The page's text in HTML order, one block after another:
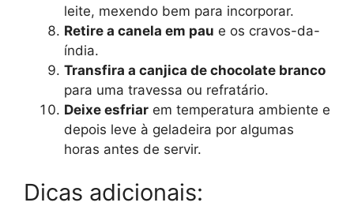
leite, mexendo bem para incorporar.
Retire a canela em pau e os cravos-da-
índia.
Transfira a canjica de chocolate branco
para uma travessa ou refratário.
Deixe esfriar em temperatura ambiente e
depois leve à geladeira por algumas
horas antes de servir.
Dicas adicionais: